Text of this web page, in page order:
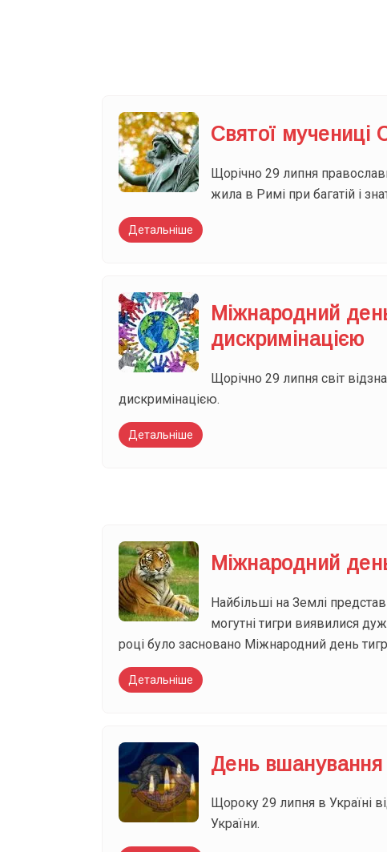
Святої мучениці
Щорічно 29 липня
жила в Римі при багатій і
Детальніше
Міжнародний
дискримінацією
Щорічно 29 липня світ
дискримінацією.
Детальніше
Міжнародний
Найбільші на Землі
могутні тигри виявилися
році було засновано Міжнародний день
Детальніше
День вшанування
Щороку 29 липня в Україні
України.